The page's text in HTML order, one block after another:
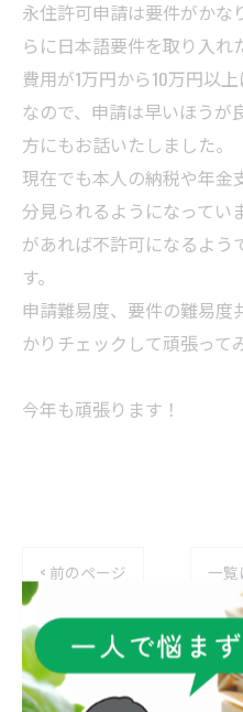
永住許可申請は要件がかな
らに日本語要件を取り入れ
費用が1万円から10万円以
なので、申請は早いほうが
方にもお話いたしました。
現在でも本人の納税や年金
分見られるようになってい
があれば不許可になるよう
す。
申請難易度、要件の難易度
かりチェックして頑張って
今年も頑張ります！
< 前のページ 一覧
カテ